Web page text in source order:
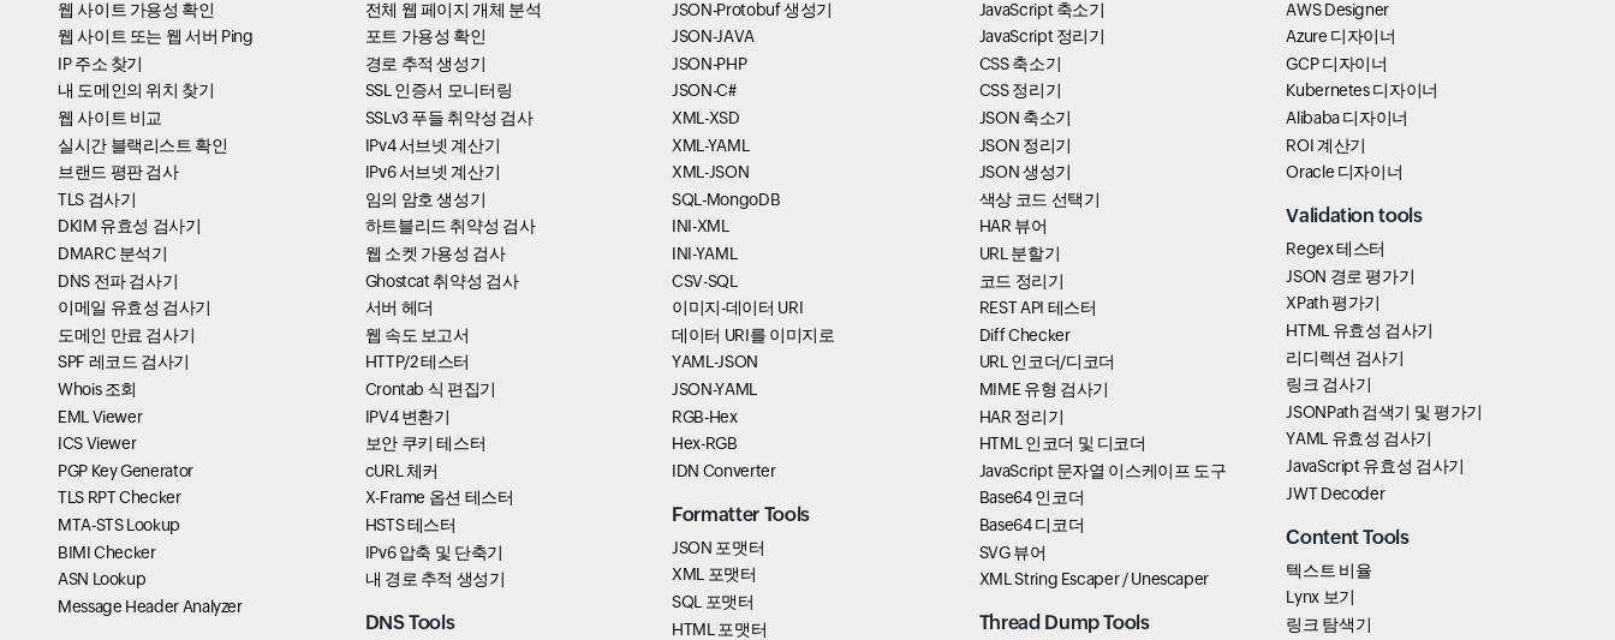
웹 사이트 가용성 확인
웹 사이트 또는 웹 서버 Ping
IP 주소 찾기
내 도메인의 위치 찾기
웹 사이트 비교
실시간 블랙리스트 확인
브랜드 평판 검사
TLS 검사기
DKIM 유효성 검사기
DMARC 분석기
DNS 전파 검사기
이메일 유효성 검사기
도메인 만료 검사기
SPF 레코드 검사기
Whois 조회
EML Viewer
ICS Viewer
PGP Key Generator
TLS RPT Checker
MTA-STS Lookup
BIMI Checker
ASN Lookup
Message Header Analyzer
전체 웹 페이지 개체 분석
포트 가용성 확인
경로 추적 생성기
SSL 인증서 모니터링
SSLv3 푸들 취약성 검사
IPv4 서브넷 계산기
IPv6 서브넷 계산기
임의 암호 생성기
하트블리드 취약성 검사
웹 소켓 가용성 검사
Ghostcat 취약성 검사
서버 헤더
웹 속도 보고서
HTTP/2 테스터
Crontab 식 편집기
IPV4 변환기
보안 쿠키 테스터
cURL 체커
X-Frame 옵션 테스터
HSTS 테스터
IPv6 압축 및 단축기
내 경로 추적 생성기
DNS Tools
JSON-Protobuf 생성기
JSON-JAVA
JSON-PHP
JSON-C#
XML-XSD
XML-YAML
XML-JSON
SQL-MongoDB
INI-XML
INI-YAML
CSV-SQL
이미지-데이터 URI
데이터 URI를 이미지로
YAML-JSON
JSON-YAML
RGB-Hex
Hex-RGB
IDN Converter
Formatter Tools
JSON 포맷터
XML 포맷터
SQL 포맷터
HTML 포맷터
JavaScript 축소기
JavaScript 정리기
CSS 축소기
CSS 정리기
JSON 축소기
JSON 정리기
JSON 생성기
색상 코드 선택기
HAR 뷰어
URL 분할기
코드 정리기
REST API 테스터
Diff Checker
URL 인코더/디코더
MIME 유형 검사기
HAR 정리기
HTML 인코더 및 디코더
JavaScript 문자열 이스케이프 도구
Base64 인코더
Base64 디코더
SVG 뷰어
XML String Escaper / Unescaper
Thread Dump Tools
AWS Designer
Azure 디자이너
GCP 디자이너
Kubernetes 디자이너
Alibaba 디자이너
ROI 계산기
Oracle 디자이너
Validation tools
Regex 테스터
JSON 경로 평가기
XPath 평가기
HTML 유효성 검사기
리디렉션 검사기
링크 검사기
JSONPath 검색기 및 평가기
YAML 유효성 검사기
JavaScript 유효성 검사기
JWT Decoder
Content Tools
텍스트 비율
Lynx 보기
링크 탐색기